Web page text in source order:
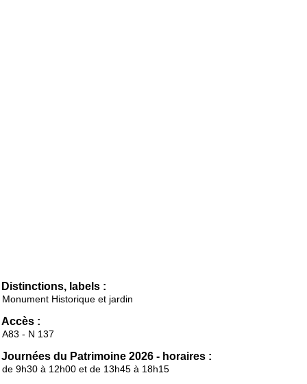
Distinctions, labels :
Monument Historique et jardin
Accès :
A83 - N 137
Journées du Patrimoine 2026 - horaires :
de 9h30 à 12h00 et de 13h45 à 18h15